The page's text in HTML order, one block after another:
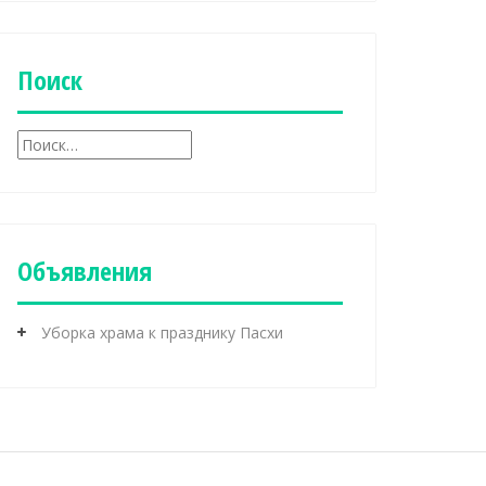
к
иПоиск
Н
а
Объявления
Уборка храма к празднику Пасхи